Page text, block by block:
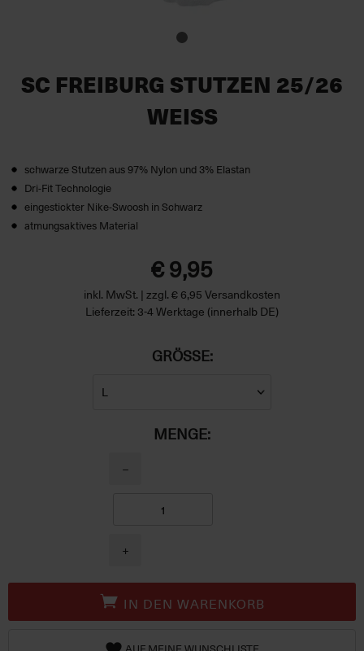
SC FREIBURG STUTZEN 25/26
WEISS
schwarze Stutzen aus 97% Nylon und 3% Elastan
Dri-Fit Technologie
eingestickter Nike-Swoosh in Schwarz
atmungsaktives Material
€ 9,95
inkl. MwSt. | zzgl. € 6,95 Versandkosten
Lieferzeit: 3-4 Werktage (innerhalb DE)
GRÖSSE:
MENGE:
−
+
IN DEN WARENKORB